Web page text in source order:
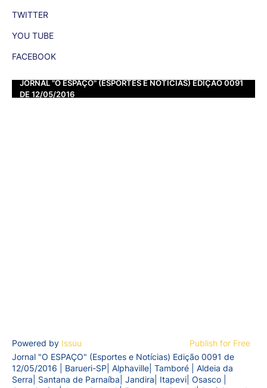
TWITTER
YOU TUBE
FACEBOOK
JORNAL "O ESPAÇO" (ESPORTES E NOTÍCIAS) EDIÇÃO 0091
DE 12/05/2016
Powered by Issuu
Publish for Free
Jornal "O ESPAÇO" (Esportes e Notícias) Edição 0091 de
12/05/2016 | Barueri-SP| Alphaville| Tamboré | Aldeia da
Serra| Santana de Parnaíba| Jandira| Itapevi| Osasco |